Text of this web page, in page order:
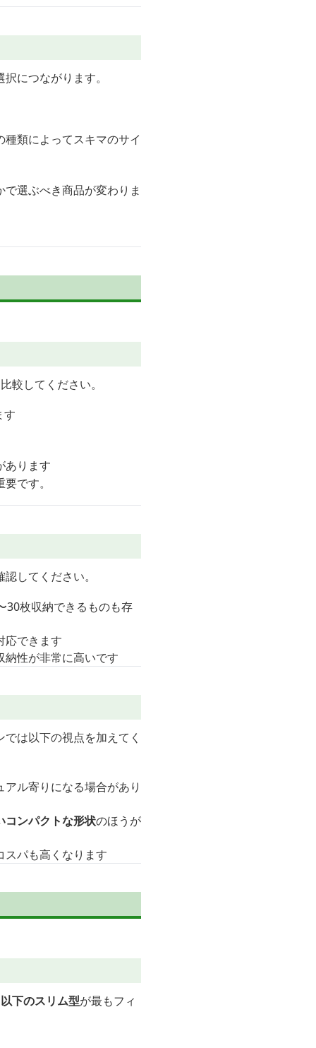
につながります。
類によってスキマのサイ
選ぶべき商品が変わりま
較してください。
す
あります
です。
してください。
30枚収納できるものも存
応できます
納性が非常に高いです
は以下の視点を加えてく
ル寄りになる場合があり
コンパクトな形状のほうが
スパも高くなります
下のスリム型が最もフィ